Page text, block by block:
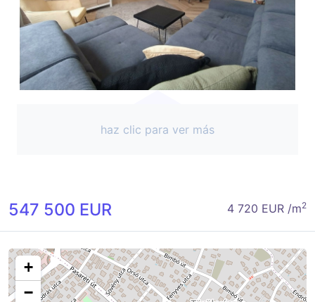
haz clic para ver más
547 500 EUR 4 720 EUR /m2
+
−